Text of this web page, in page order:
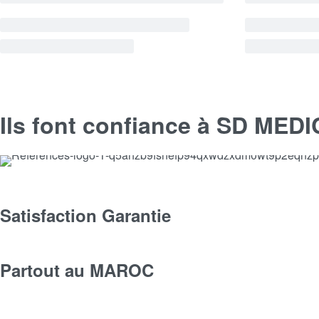
Ils font confiance à SD
Satisfaction Garantie
Partout au MAROC